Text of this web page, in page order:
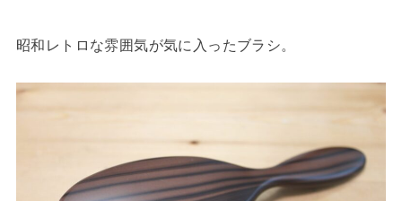
昭和レトロな雰囲気が気に入ったブラシ。